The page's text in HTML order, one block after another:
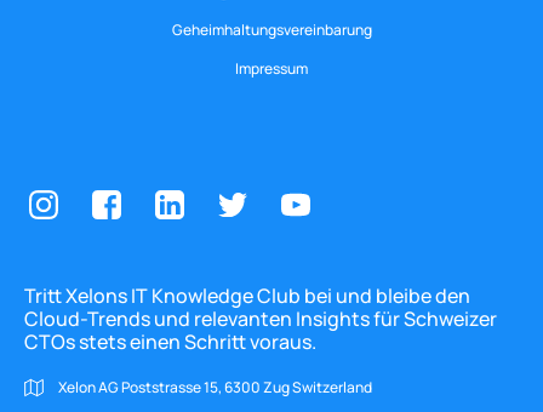
Geheimhaltungsvereinbarung
Impressum
Tritt Xelons IT Knowledge Club bei und bleibe den
Cloud-Trends und relevanten Insights für Schweizer
CTOs stets einen Schritt voraus.
Xelon AG Poststrasse 15, 6300 Zug Switzerland